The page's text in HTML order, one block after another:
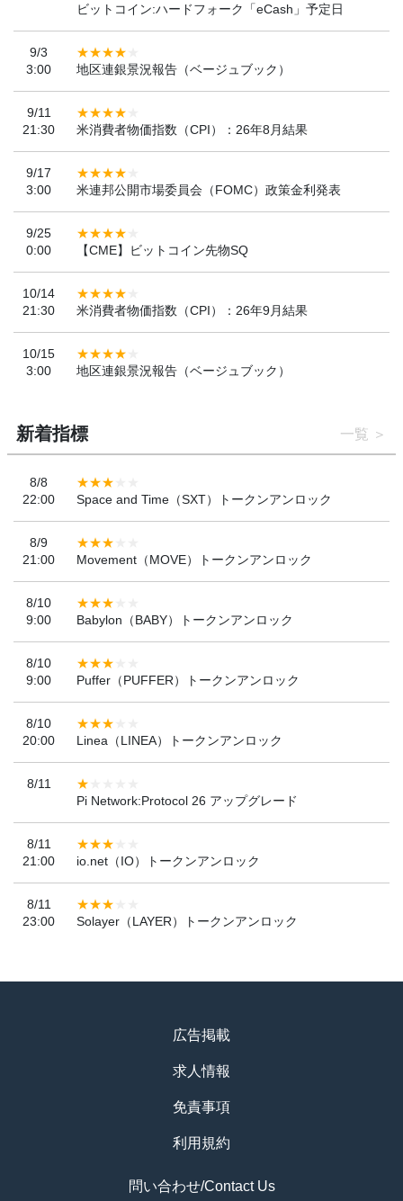
ビットコイン:ハードフォーク「eCash」予定日
9/3
3:00
地区連銀景況報告（ベージュブック）
9/11
21:30
米消費者物価指数（CPI）：26年8月結果
9/17
3:00
米連邦公開市場委員会（FOMC）政策金利発表
9/25
0:00
【CME】ビットコイン先物SQ
10/14
21:30
米消費者物価指数（CPI）：26年9月結果
10/15
3:00
地区連銀景況報告（ベージュブック）
新着指標 一覧
8/8
22:00
Space and Time（SXT）トークンアンロック
8/9
21:00
Movement（MOVE）トークンアンロック
8/10
9:00
Babylon（BABY）トークンアンロック
8/10
9:00
Puffer（PUFFER）トークンアンロック
8/10
20:00
Linea（LINEA）トークンアンロック
8/11
Pi Network:Protocol 26 アップグレード
8/11
21:00
io.net（IO）トークンアンロック
8/11
23:00
Solayer（LAYER）トークンアンロック
広告掲載
求人情報
免責事項
利用規約
問い合わせ/Contact Us